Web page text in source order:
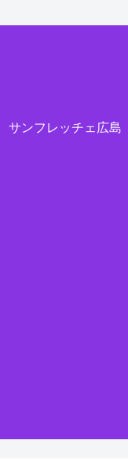
サンフレッチェ広島